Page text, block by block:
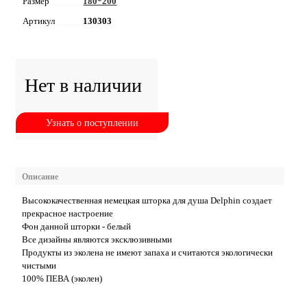
Артикул
130303
Нет в наличии
Узнать о поступлении
Описание
Высококачественная немецкая шторка для душа Delphin создает
прекрасное настроение
Фон данной шторки - белый
Все дизайны являются эксклюзивными
Продукты из эколена не имеют запаха и считаются экологически
чистыми
100% ПЕВА (эколен)